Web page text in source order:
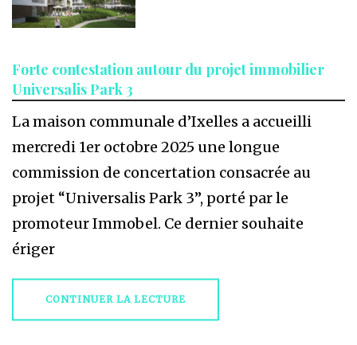
Forte contestation autour du projet immobilier
Universalis Park 3
La maison communale d’Ixelles a accueilli
mercredi 1er octobre 2025 une longue
commission de concertation consacrée au
projet “Universalis Park 3”, porté par le
promoteur Immobel. Ce dernier souhaite
ériger
CONTINUER LA LECTURE